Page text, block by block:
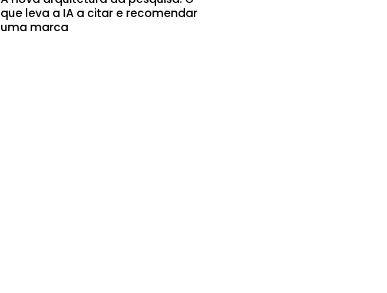
que leva a IA a citar e recomendar
uma marca